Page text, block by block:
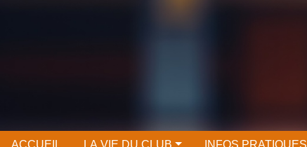
ACCUEIL LA VIE DU CLUB INFOS PRATIQUES